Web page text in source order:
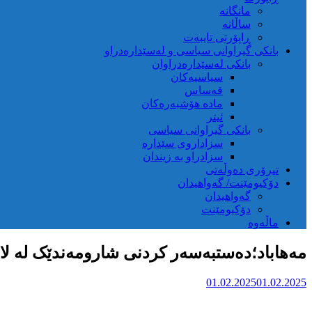
مانگانە
ساڵانە
ڕاپۆرتی تایبەت
بانکی گیراوانی سیاسی و لەسێدارەدراو
بانکی لەسێدارەدراوان
سیاسیەکان
قەساس
مادە هۆشبەرەکان
ئیتر
بانکی گیراوانی سیاسی
سزاداروی سێدارە
سزادراو بە زیندان
تیرۆری دەوڵەتی
دۆکیومێنت/ گەواهیدان
گەواهیدان
دۆکیومێنت
ماڵەوە
مەهاباد؛دەستبەسەر کردنی شارومەندێک لە
01.02.202501.02.2025